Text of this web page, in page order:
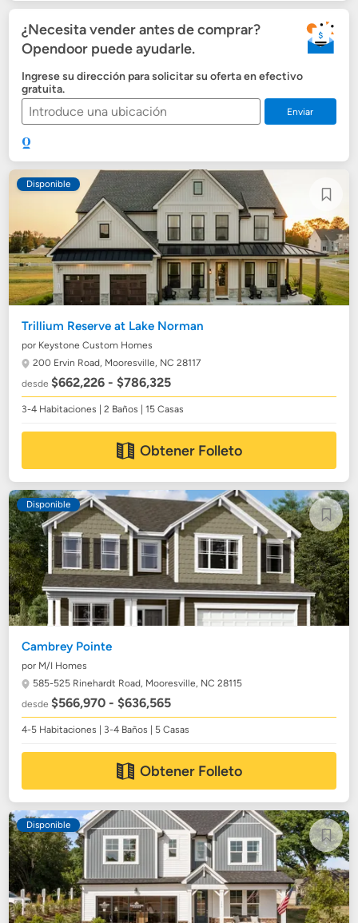
¿Necesita vender antes de comprar?
Opendoor puede ayudarle.
Ingrese su dirección para solicitar su oferta en efectivo
gratuita.
Enviar
Disponible
Trillium Reserve at Lake Norman
por Keystone Custom Homes
200 Ervin Road, Mooresville, NC 28117
desde$662,226 - $786,325
3-4 Habitaciones | 2 Baños | 15 Casas
Obtener Folleto
Disponible
Cambrey Pointe
por M/I Homes
585-525 Rinehardt Road, Mooresville, NC 28115
desde$566,970 - $636,565
4-5 Habitaciones | 3-4 Baños | 5 Casas
Obtener Folleto
Disponible